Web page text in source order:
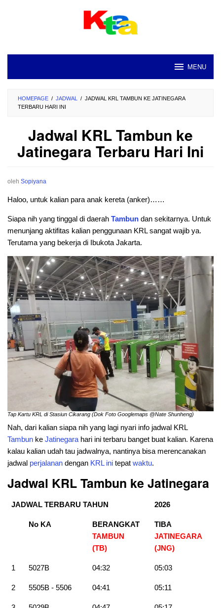
MENU
HOMEPAGE / JADWAL / JADWAL KRL TAMBUN KE JATINEGARA
TERBARU HARI INI
Jadwal KRL Tambun ke
Jatinegara Terbaru Hari Ini
oleh Sopiyana
Haloo, untuk kalian para anak kereta (anker)……
Siapa nih yang tinggal di daerah Tambun dan sekitarnya. Untuk
menunjang aktifitas kalian penggunaan KRL sangat wajib ya.
Terutama yang bekerja di Ibukota Jakarta.
Tap Kartu KRL di Stasiun Cikarang (Dok Foto Googlemaps @Nate Shunheng)
Nah, dari kalian siapa nih yang lagi nyari info jadwal KRL
Tambun ke Jatinegara hari ini terbaru banget buat kalian. Karena
kalau kalian udah tau jadwalnya, nantinya bisa merencanakan
jadwal perjalanan dengan KRL ini tepat waktu.
Jadwal KRL Tambun ke Jatinegara
JADWAL TERBARU TAHUN 2026
No KA
BERANGKAT
TAMBUN
(TB)
TIBA
JATINEGARA
(JNG)
1 5027B 04:32 05:03
2 5505B - 5506 04:41 05:11